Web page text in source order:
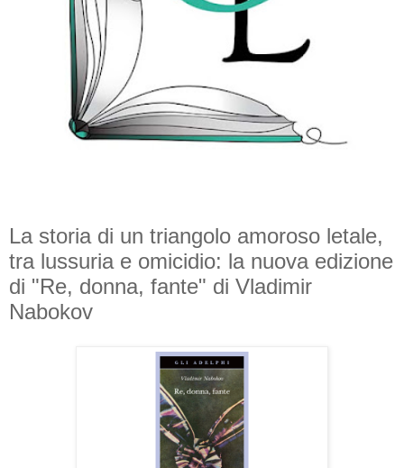
La storia di un triangolo amoroso letale,
tra lussuria e omicidio: la nuova edizione
di "Re, donna, fante" di Vladimir
Nabokov